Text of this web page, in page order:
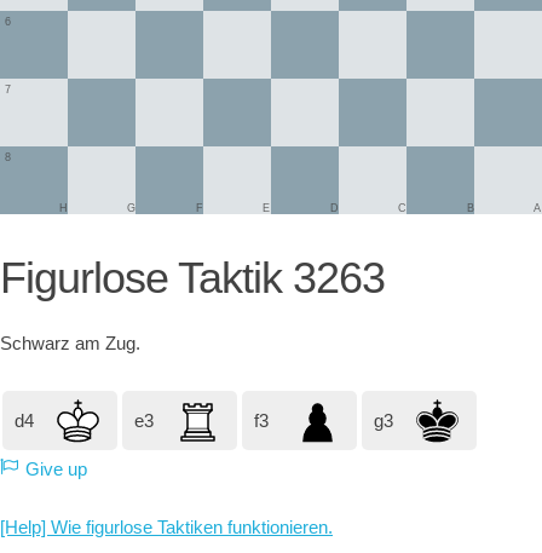
6
7
8
A
B
C
D
E
F
G
H
Figurlose Taktik 3263
Schwarz am Zug.
d4 e3 f3 g3
Give up
[Help] Wie figurlose Taktiken funktionieren.